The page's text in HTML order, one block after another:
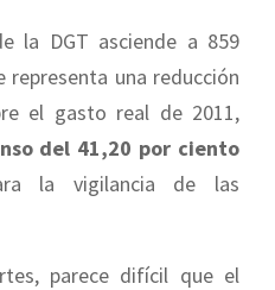
la DGT asciende a 859
representa una reducción
el gasto real de 2011,
del 41,20 por ciento
la vigilancia de las
parece difícil que el